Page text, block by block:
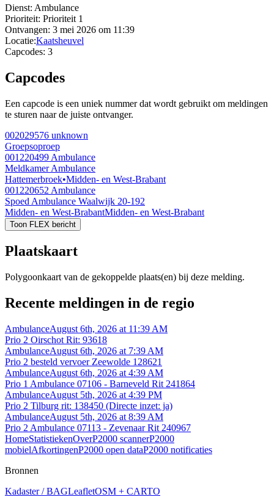
Dienst: Ambulance
Prioriteit: Prioriteit 1
Ontvangen: 3 mei 2026 om 11:39
Locatie:Kaatsheuvel
Capcodes: 3
Capcodes
Een capcode is een uniek nummer dat wordt gebruikt om meldingen
te sturen naar de juiste ontvanger.
002029576 unknown
Groepsoproep
001220499 Ambulance
Meldkamer Ambulance
Hattemerbroek•Midden- en West-Brabant
001220652 Ambulance
Spoed Ambulance Waalwijk 20-192
Midden- en West-BrabantMidden- en West-Brabant
Toon FLEX bericht
Plaatskaart
Polygoonkaart van de gekoppelde plaats(en) bij deze melding.
Recente meldingen in de regio
AmbulanceAugust 6th, 2026 at 11:39 AM
Prio 2 Oirschot Rit: 93618
AmbulanceAugust 6th, 2026 at 7:39 AM
Prio 2 besteld vervoer Zeewolde 128621
AmbulanceAugust 6th, 2026 at 4:39 AM
Prio 1 Ambulance 07106 - Barneveld Rit 241864
AmbulanceAugust 5th, 2026 at 4:39 PM
Prio 2 Tilburg rit: 138450 (Directe inzet: ja)
AmbulanceAugust 5th, 2026 at 8:39 AM
Prio 2 Ambulance 07113 - Zevenaar Rit 240967
HomeStatistiekenOverP2000 scannerP2000
mobielAfkortingenP2000 open dataP2000 notificaties
Bronnen
Kadaster / BAGLeafletOSM + CARTO